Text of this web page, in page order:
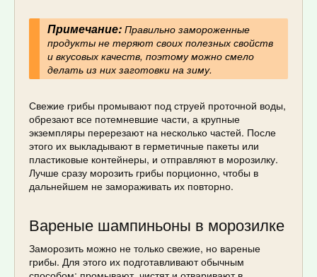
Примечание:Правильно замороженные
продукты не теряют своих полезных свойств
и вкусовых качеств, поэтому можно смело
делать из них заготовки на зиму.
Свежие грибы промывают под струей проточной воды,
обрезают все потемневшие части, а крупные
экземпляры перерезают на несколько частей. После
этого их выкладывают в герметичные пакеты или
пластиковые контейнеры, и отправляют в морозилку.
Лучше сразу морозить грибы порционно, чтобы в
дальнейшем не замораживать их повторно.
Вареные шампиньоны в морозилке
Заморозить можно не только свежие, но вареные
грибы. Для этого их подготавливают обычным